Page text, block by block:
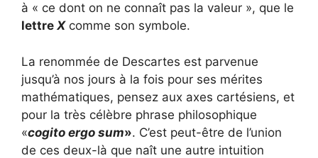
à « ce dont on ne connaît pas la valeur », que le
lettre Xcomme son symbole.
La renommée de Descartes est parvenue
jusqu’à nos jours à la fois pour ses mérites
mathématiques, pensez aux axes cartésiens, et
pour la très célèbre phrase philosophique
«cogito ergo sum». C’est peut-être de l’union
de ces deux-là que naît une autre intuition